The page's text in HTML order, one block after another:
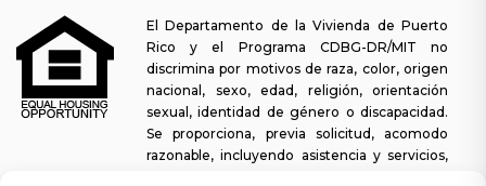
El Departamento de la Vivienda de Puerto
Rico y el Programa CDBG-DR/MIT no
discrimina por motivos de raza, color, origen
nacional, sexo, edad, religión, orientación
sexual, identidad de género o discapacidad.
Se proporciona, previa solicitud, acomodo
razonable, incluyendo asistencia y servicios,